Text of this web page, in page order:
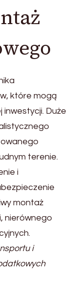
które mogą
inwestycji. Duże
terenie.
i
montaż
nierównego
i